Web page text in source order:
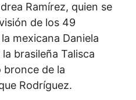
Ramírez, quien se
de los 49
mexicana Daniela
brasileña Talisca
bronce de la
Rodríguez.